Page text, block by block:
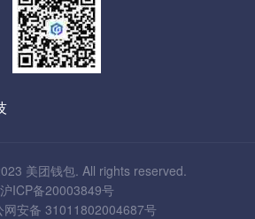
美团钱包. All rights reserved.
沪ICP备20003849号
网安备 31011802004687号